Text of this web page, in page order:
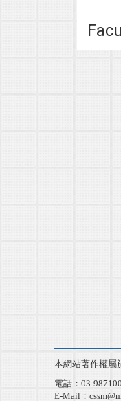
本網站著作權屬
電話：03-
E-Mail：